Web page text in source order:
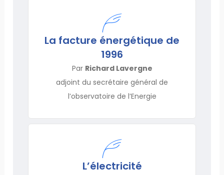
La facture énergétique de
1996
Par Richard Lavergne
adjoint du secrétaire général de
l’observatoire de l’Energie
L’électricité